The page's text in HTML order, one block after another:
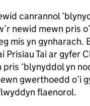
canrannol
newid mewn pris
mis yn gynharach.
Prisiau Tai ar gyfer
‘blynyddol yn
gwerthoedd o’i
flaenorol.